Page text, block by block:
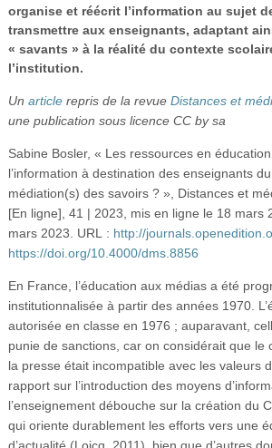
organise et réécrit l’information au sujet
transmettre aux enseignants, adaptant
« savants » à la réalité du contexte
l’institution.
Un articlerepris de la revue Distances et
une publication sous licence CC by sa
Sabine Bosler, « Les ressources en
l’information à destination des enseignants
médiation(s) des savoirs ? », Distances et
[En ligne], 41 | 2023, mis en ligne le 18 mars
mars 2023. URL : http://
https://doi.org/10.4000/dms.8856
En France, l’éducation aux médias a été
institutionnalisée à partir des années 1970.
autorisée en classe en 1976 ; auparavant,
punie de sanctions, car on considérait que le
la presse était incompatible avec les valeurs
rapport sur l’introduction des moyens
l’enseignement débouche sur la création du
qui oriente durablement les efforts vers une
d’actualité (Loicq, 2011), bien que d’autres